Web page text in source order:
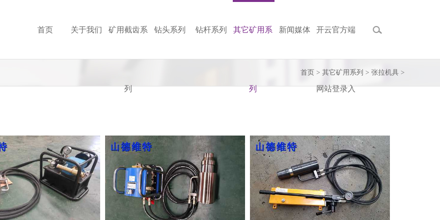
首页 关于我们 矿用截齿系
列
钻头系列 钻杆系列 其它矿用系
列
新闻媒体 开云官方端
网站登录入
口
首页 > 其它矿用系列 > 张拉机具 >